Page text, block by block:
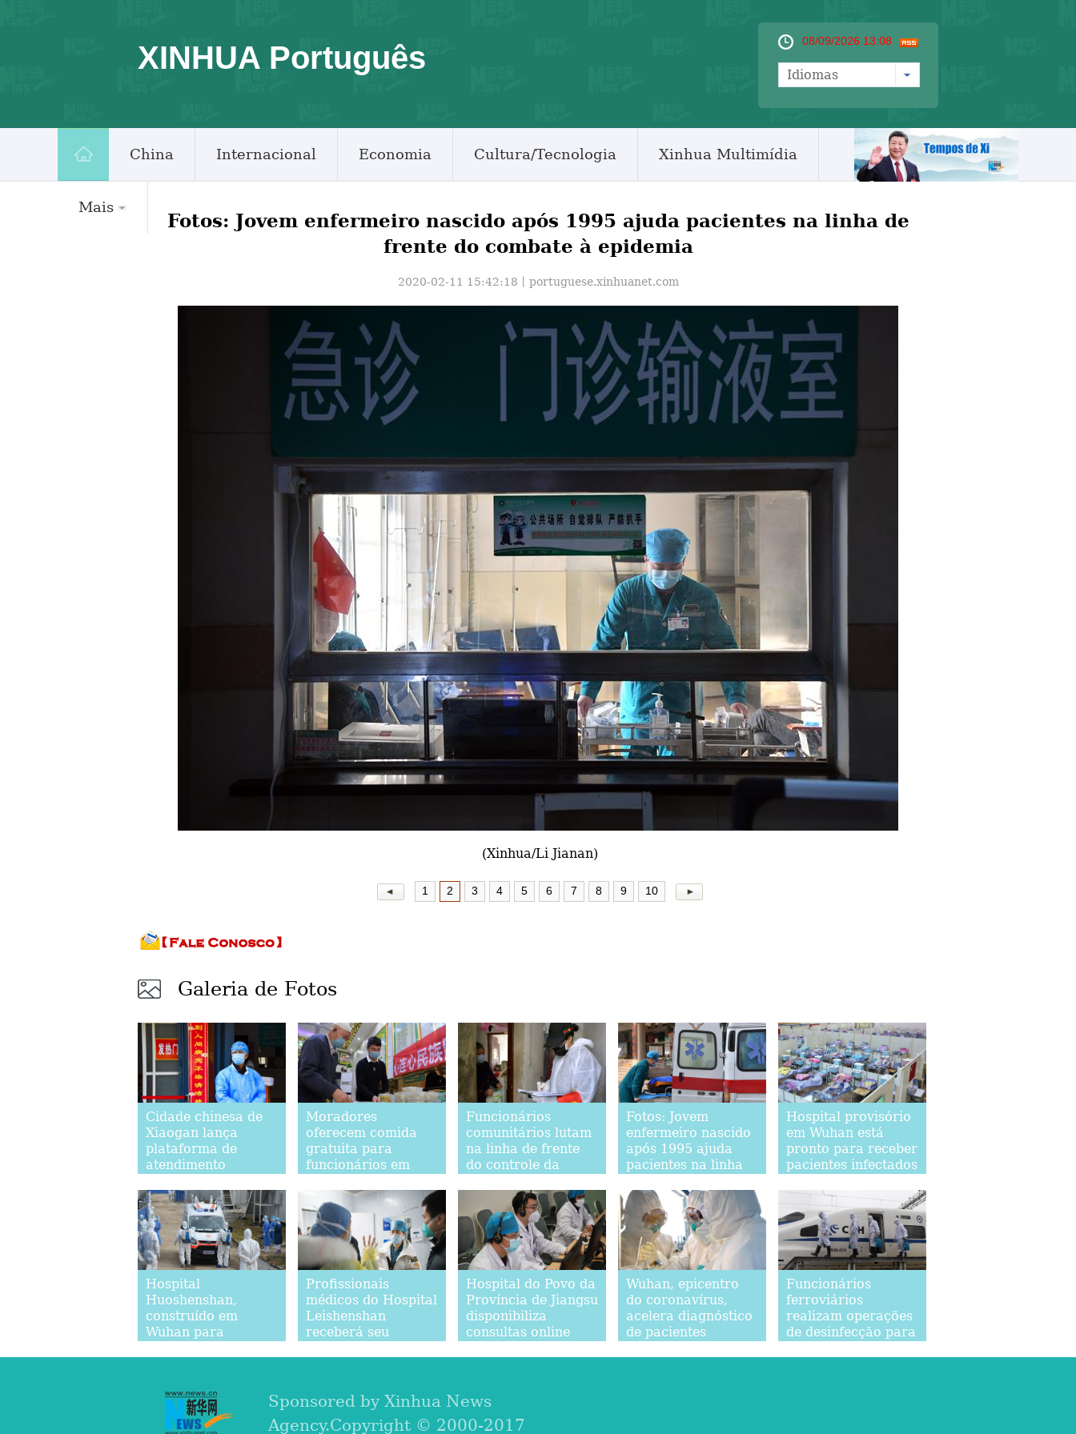
XINHUA Português 08/09/2026 13:08
Idiomas
China Internacional Economia Cultura/Tecnologia Xinhua Multimídia
Mais
Fotos: Jovem enfermeiro nascido após 1995 ajuda pacientes na linha de
frente do combate à epidemia
2020-02-11 15:42:18丨 portuguese.xinhuanet.com
(Xinhua/Li Jianan)
1 2 3 4 5 6 7 8 9 10
Galeria de Fotos
Cidade chinesa de
Xiaogan lança
plataforma de
atendimento
horas em meio ao
surto epidêmico
Moradores
oferecem comida
gratuita para
funcionários em
novo coronavírus
Funcionários
comunitários lutam
na linha de frente
do controle da
Fotos: Jovem
enfermeiro nascido
após 1995 ajuda
pacientes na linha
combate à epidemia
Hospital provisório
em Wuhan está
pronto para receber
pacientes infectados
coronavírus
Hospital
Huoshenshan,
construído em
Wuhan para
infectados pela
doença
Profissionais
médicos do Hospital
Leishenshan
receberá seu
Hospital do Povo da
Província de Jiangsu
disponibiliza
consultas online
presenciais
Wuhan, epicentro
do coronavírus,
acelera diagnóstico
de pacientes
Funcionários
ferroviários
realizam operações
de desinfecção para
Sponsored by Xinhua News
Agency.Copyright © 2000-2017